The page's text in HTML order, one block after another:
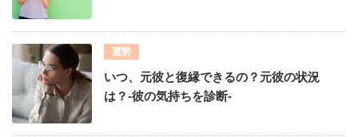
運勢
いつ、元彼と復縁できるの？元彼の状況
は？-彼の気持ちを診断-